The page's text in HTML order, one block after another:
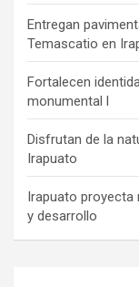
Entregan
Temascatio en
Fortalecen
monumental l
Disfrutan de la
Irapuato
Irapuato proyecta
y desarrollo